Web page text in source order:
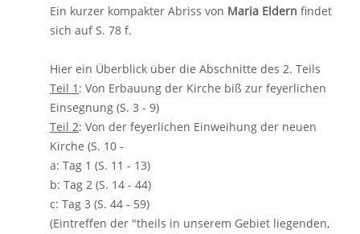
Ein kurzer kompakter Abriss von Maria Eldern findet
sich auf S. 78 f.
Hier ein Überblick über die Abschnitte des 2. Teils
Teil 1 : Von Erbauung der Kirche biß zur feyerlichen
Einsegnung (S. 3 - 9)
Teil 2: Von der feyerlichen Einweihung der neuen
Kirche (S. 10 -
a: Tag 1 (S. 11 - 13)
b: Tag 2 (S. 14 - 44)
c: Tag 3 (S. 44 - 59)
(Eintreffen der "theils in unserem Gebiet liegenden,